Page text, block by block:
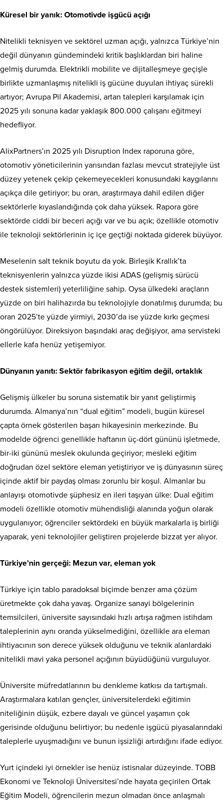
Küresel bir yanık: Otomotivde işgücü açığı
Nitelikli teknisyen ve sektörel uzman açığı, yalnızca Türkiye’nin
değil dünyanın gündemindeki kritik başlıklardan biri haline
gelmiş durumda. Elektrikli mobilite ve dijitalleşmeye geçişle
birlikte uzmanlaşmış nitelikli iş gücüne duyulan ihtiyaç sürekli
artıyor; Avrupa Pil Akademisi, artan talepleri karşılamak için
2025 yılı sonuna kadar yaklaşık 800.000 çalışanı eğitmeyi
hedefliyor.
AlixPartners’ın 2025 yılı Disruption Index raporuna göre,
otomotiv yöneticilerinin yarısından fazlası mevcut stratejiyle üst
düzey yetenek çekip çekemeyecekleri konusundaki kaygılarını
açıkça dile getiriyor; bu oran, araştırmaya dahil edilen diğer
sektörlerle kıyaslandığında çok daha yüksek. Rapora göre
sektörde ciddi bir beceri açığı var ve bu açık; özellikle otomotiv
ile teknoloji sektörlerinin iç içe geçtiği noktada giderek büyüyor.
Meselenin salt teknik boyutu da yok. Birleşik Krallık’ta
teknisyenlerin yalnızca yüzde ikisi ADAS (gelişmiş sürücü
destek sistemleri) yeterliliğine sahip. Oysa ülkedeki araçların
yüzde on biri halihazırda bu teknolojiyle donatılmış durumda; bu
oran 2025’te yüzde yirmiyi, 2030’da ise yüzde kırkı geçmesi
öngörülüyor. Direksiyon başındaki araç değişiyor, ama servisteki
ellerle kafa henüz yetişemiyor.
Dünyanın yanıtı: Sektör fabrikasyon eğitim değil, ortaklık
Gelişmiş ülkeler bu soruna sistematik bir yanıt geliştirmiş
durumda. Almanya’nın “dual eğitim” modeli, bugün küresel
çapta örnek gösterilen başarı hikayesinin merkezinde. Bu
modelde öğrenci genellikle haftanın üç-dört gününü işletmede,
bir-iki gününü meslek okulunda geçiriyor; mesleki eğitim
doğrudan özel sektöre eleman yetiştiriyor ve iş dünyasının süreç
içinde aktif bir paydaş olması zorunlu bir koşul. Almanlar bu
anlayışı otomotivde şüphesiz en ileri taşıyan ülke: Dual eğitim
modeli özellikle otomotiv mühendisliği alanında yoğun olarak
uygulanıyor; öğrenciler sektördeki en büyük markalarla iş birliği
yaparak, yeni teknolojiler geliştiren projelerde bizzat yer alıyor.
Türkiye’nin gerçeği: Mezun var, eleman yok
Türkiye için tablo paradoksal biçimde benzer ama çözüm
üretmekte çok daha yavaş. Organize sanayi bölgelerinin
temsilcileri, üniversite sayısındaki hızlı artışa rağmen istihdam
taleplerinin aynı oranda yükselmediğini, özellikle ara eleman
ihtiyacının son derece yüksek olduğunu ve teknik alanlardaki
nitelikli mavi yaka personel açığının büyüdüğünü vurguluyor.
Üniversite müfredatlarının bu denkleme katkısı da tartışmalı.
Araştırmalara katılan gençler, üniversitelerdeki eğitimin
niteliğinin düşük, ezbere dayalı ve güncel yaşamın çok
gerisinde olduğunu belirtiyor; bu nedenle işgücü piyasalarındaki
taleplerle uyuşmadığını ve bunun işsizliği artırdığını ifade ediyor.
Yurt içindeki iyi örnekler ise henüz istisnalar düzeyinde. TOBB
Ekonomi ve Teknoloji Üniversitesi’nde hayata geçirilen Ortak
Eğitim Modeli, öğrencilerin mezun olmadan önce anlaşmalı